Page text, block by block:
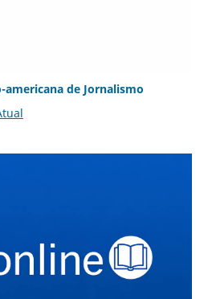
americana de Jornalismo